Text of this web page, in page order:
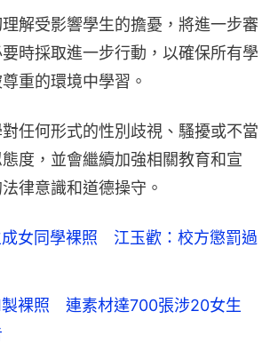
解受影響學生的擔憂，將進一步審
時採取進一步行動，以確保所有學
重的環境中學習。
任何形式的性別歧視、騷擾或不當
度，並會繼續加強相關教育和宣
律意識和道德操守。
女同學裸照 江玉歡：校方懲罰過
製裸照 連素材達700張涉20女生